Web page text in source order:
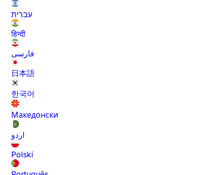
עברית
हिन्दी
فارسی
日本語
한국어
Македонски
اردو
Polski